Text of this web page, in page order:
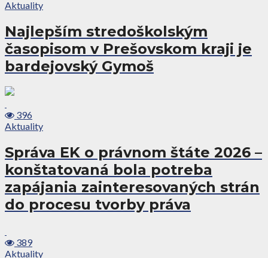
Aktuality
Najlepším stredoškolským
časopisom v Prešovskom kraji je
bardejovský Gymoš
396
Aktuality
Správa EK o právnom štáte 2026 –
konštatovaná bola potreba
zapájania zainteresovaných strán
do procesu tvorby práva
389
Aktuality